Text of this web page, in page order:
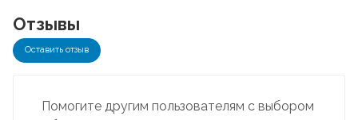
Отзывы
Оставить отзыв
Помогите другим пользователям с выбором